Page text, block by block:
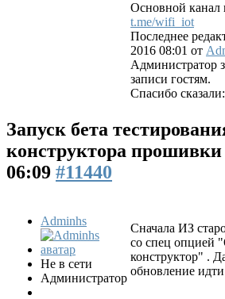
Основной канал
t.me/wifi_iot
Последнее
2016 08:01 от
Администратор
записи гостям.
Спасибо сказали:
Запуск бета
конструктора прошивки
06:09 #11440
Adminhs
Не в сети
Администратор
Сначала ИЗ
со спец опцией
конструктор" .
обновление